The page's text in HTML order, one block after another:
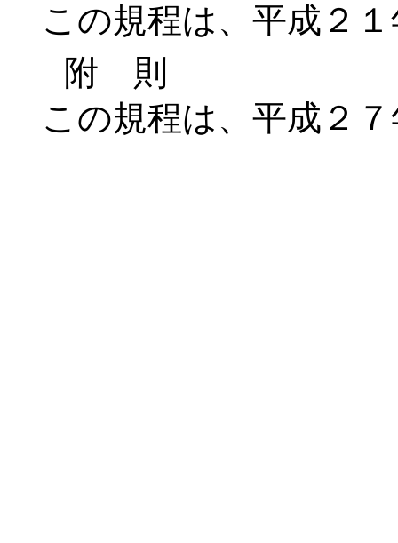
この規程は、平成２
附 則
この規程は、平成２